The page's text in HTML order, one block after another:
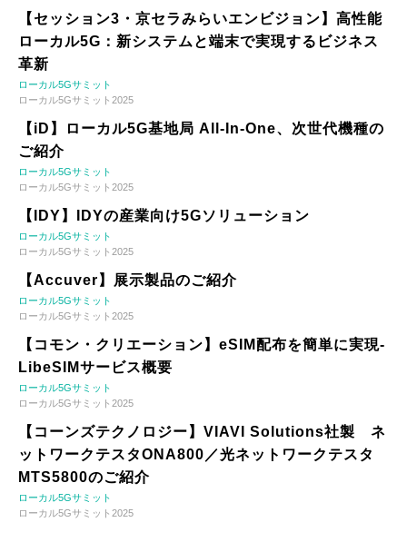
【セッション3・京セラみらいエンビジョン】高性能
ローカル5G：新システムと端末で実現するビジネス
革新
ローカル5Gサミット
ローカル5Gサミット2025
【iD】ローカル5G基地局 All-In-One、次世代機種の
ご紹介
ローカル5Gサミット
ローカル5Gサミット2025
【IDY】IDYの産業向け5Gソリューション
ローカル5Gサミット
ローカル5Gサミット2025
【Accuver】展示製品のご紹介
ローカル5Gサミット
ローカル5Gサミット2025
【コモン・クリエーション】eSIM配布を簡単に実現-
LibeSIMサービス概要
ローカル5Gサミット
ローカル5Gサミット2025
【コーンズテクノロジー】VIAVI Solutions社製 ネ
ットワークテスタONA800／光ネットワークテスタ
MTS5800のご紹介
ローカル5Gサミット
ローカル5Gサミット2025